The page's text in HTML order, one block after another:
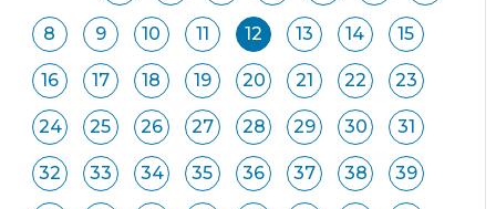
8 9 10 11 12 13 14 15
16 17 18 19 20 21 22 23
24 25 26 27 28 29 30 31
32 33 34 35 36 37 38 39